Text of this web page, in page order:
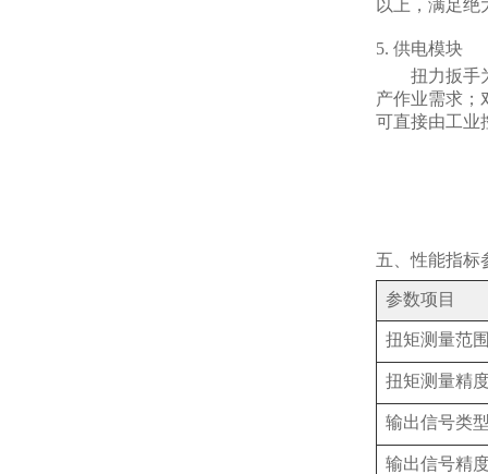
以上，满足绝
5. 供电模块
扭力扳手
产作业需求；
可直接由工业
五、性能指标
参数项目
扭矩测量范
扭矩测量精
输出信号类
输出信号精